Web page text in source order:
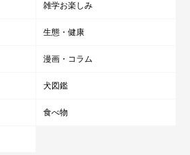
雑学お楽しみ
生態・健康
漫画・コラム
犬図鑑
食べ物